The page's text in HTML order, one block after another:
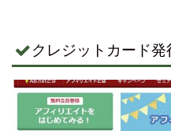
クレジットカード